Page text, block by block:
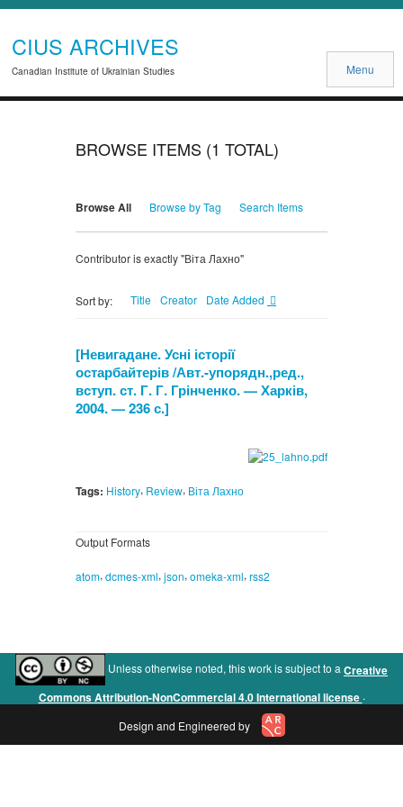
CIUS ARCHIVES
Canadian Institute of Ukrainian Studies Menu
BROWSE ITEMS (1 TOTAL)
Browse All Browse by Tag Search Items
Contributor is exactly "Віта Лахно"
Sort by: Title Creator Date Added
[Невигадане. Усні історії
остарбайтерів /Авт.-упорядн.,ред.,
вступ. ст. Г. Г. Грінченко. — Харків,
2004. — 236 с.]
Tags: History, Review, Віта Лахно
Output Formats
atom, dcmes-xml, json, omeka-xml, rss2
Unless otherwise noted, this work is subject to a Creative
Commons Attribution-NonCommercial 4.0 International license .
Design and Engineered by